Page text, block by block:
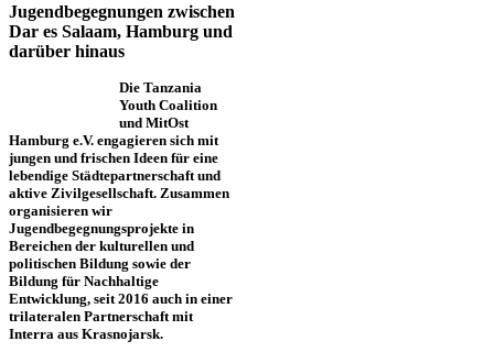
Jugendbegegnungen zwischen
Dar es Salaam, Hamburg und
darüber hinaus
Die Tanzania
Youth Coalition
und MitOst
Hamburg e.V. engagieren sich mit
jungen und frischen Ideen für eine
lebendige Städtepartnerschaft und
aktive Zivilgesellschaft. Zusammen
organisieren wir
Jugendbegegnungsprojekte in
Bereichen der kulturellen und
politischen Bildung sowie der
Bildung für Nachhaltige
Entwicklung, seit 2016 auch in einer
trilateralen Partnerschaft mit
Interra aus Krasnojarsk.